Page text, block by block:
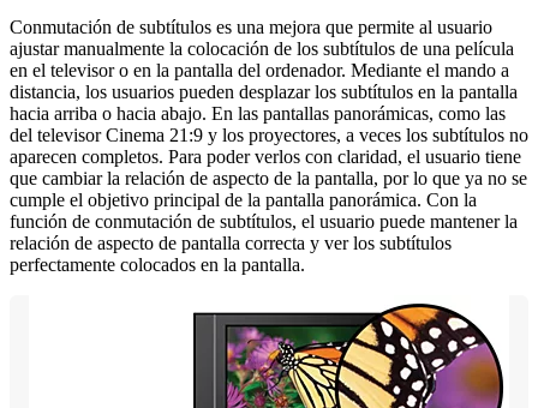
Conmutación de subtítulos es una mejora que permite al usuario
ajustar manualmente la colocación de los subtítulos de una película
en el televisor o en la pantalla del ordenador. Mediante el mando a
distancia, los usuarios pueden desplazar los subtítulos en la pantalla
hacia arriba o hacia abajo. En las pantallas panorámicas, como las
del televisor Cinema 21:9 y los proyectores, a veces los subtítulos no
aparecen completos. Para poder verlos con claridad, el usuario tiene
que cambiar la relación de aspecto de la pantalla, por lo que ya no se
cumple el objetivo principal de la pantalla panorámica. Con la
función de conmutación de subtítulos, el usuario puede mantener la
relación de aspecto de pantalla correcta y ver los subtítulos
perfectamente colocados en la pantalla.